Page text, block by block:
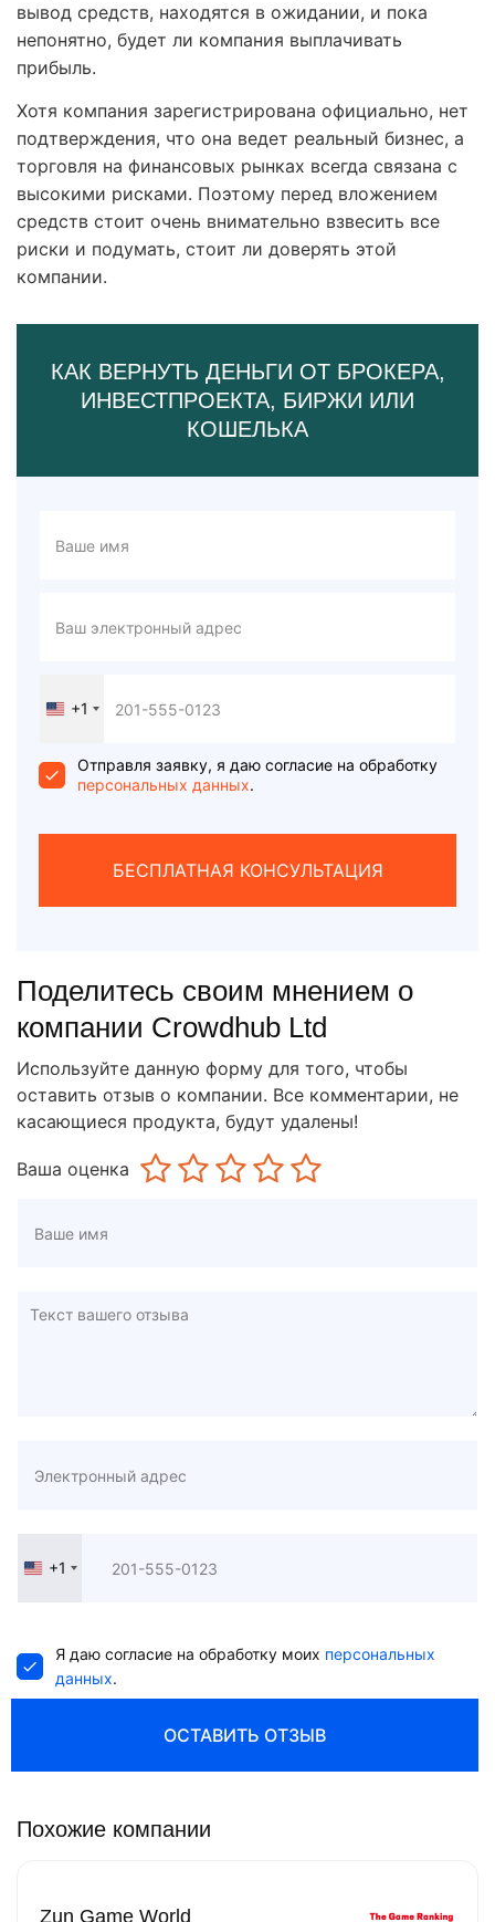
вывод средств, находятся в ожидании, и пока
непонятно, будет ли компания выплачивать
прибыль.
Хотя компания зарегистрирована официально, нет
подтверждения, что она ведет реальный бизнес, а
торговля на финансовых рынках всегда связана с
высокими рисками. Поэтому перед вложением
средств стоит очень внимательно взвесить все
риски и подумать, стоит ли доверять этой
компании.
КАК ВЕРНУТЬ ДЕНЬГИ ОТ БРОКЕРА,
ИНВЕСТПРОЕКТА, БИРЖИ ИЛИ
КОШЕЛЬКА
United
+1
+1
Отправля заявку, я даю согласие на обработку
персональных данных.
БЕСПЛАТНАЯ КОНСУЛЬТАЦИЯ
Поделитесь своим мнением о
компании Crowdhub Ltd
Используйте данную форму для того, чтобы
оставить отзыв о компании. Все комментарии, не
касающиеся продукта, будут удалены!
Ваша оценка
United
+1
Я даю согласие на обработку моих персональных
данных.
ОСТАВИТЬ ОТЗЫВ
Похожие компании
Zun Game World